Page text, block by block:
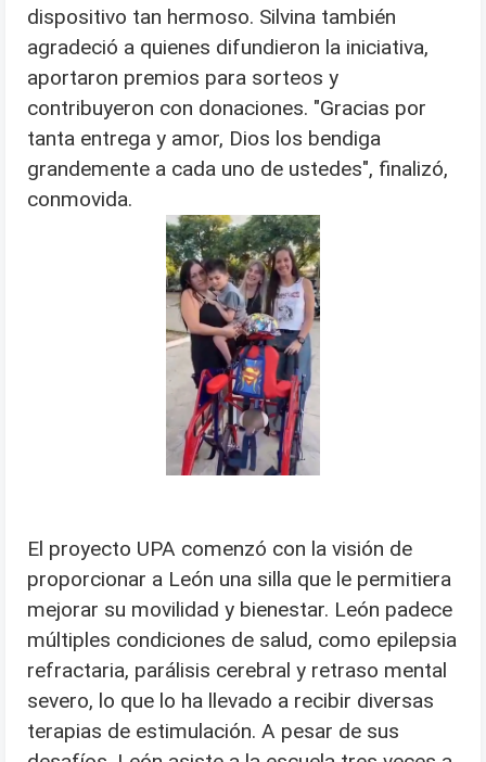
dispositivo tan hermoso. Silvina también
agradeció a quienes difundieron la iniciativa,
aportaron premios para sorteos y
contribuyeron con donaciones. "Gracias por
tanta entrega y amor, Dios los bendiga
grandemente a cada uno de ustedes", finalizó,
conmovida.
El proyecto UPA comenzó con la visión de
proporcionar a León una silla que le permitiera
mejorar su movilidad y bienestar. León padece
múltiples condiciones de salud, como epilepsia
refractaria, parálisis cerebral y retraso mental
severo, lo que lo ha llevado a recibir diversas
terapias de estimulación. A pesar de sus